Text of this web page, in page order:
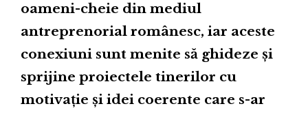
oameni-cheie din mediul
antreprenorial românesc, iar aceste
conexiuni sunt menite să ghideze și
sprijine proiectele tinerilor cu
motivație și idei coerente care s-ar